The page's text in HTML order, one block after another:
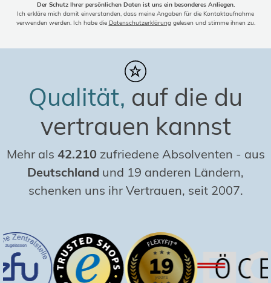
Der Schutz Ihrer persönlichen Daten ist uns ein besonderes Anliegen.
Ich erkläre mich damit einverstanden, dass meine Angaben für die Kontaktaufnahme
verwenden werden. Ich habe die Datenschutzerklärunggelesen und stimme ihnen zu.
Qualität, auf die du
vertrauen kannst
Mehr als 42.210 zufriedene Absolventen - aus
Deutschland und 19 anderen Ländern,
schenken uns ihr Vertrauen, seit 2007.